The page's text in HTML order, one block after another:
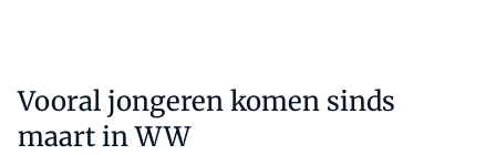
Vooral jongeren komen sinds
maart in WW